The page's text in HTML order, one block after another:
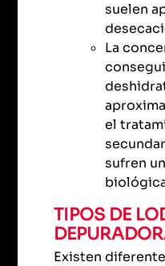
suelen
La
el
sufren
TIPOS DE
Existen